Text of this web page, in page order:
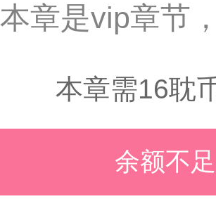
本章是vip章节
本章需16耽
余额不